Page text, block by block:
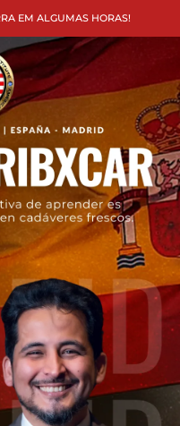
EM ALGUMAS HORAS!